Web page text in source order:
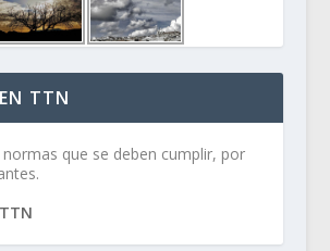
TTN
normas que se deben cumplir, por